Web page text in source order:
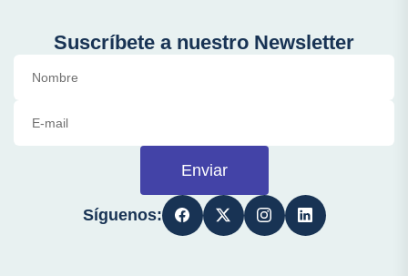
Suscríbete a nuestro Newsletter
Enviar
Síguenos: